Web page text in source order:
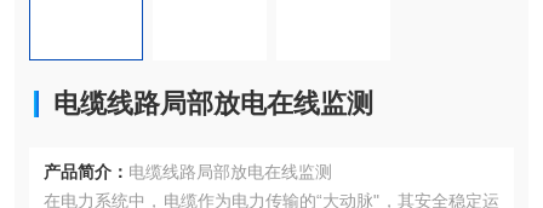
电缆线路局部放电在线监测
产品简介： 电缆线路局部放电在线监测
在电力系统中，电缆作为电力传输的“大动脉"，其安全稳定运